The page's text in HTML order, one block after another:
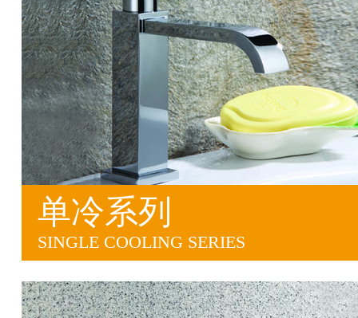
单冷系列
SINGLE COOLING SERIES